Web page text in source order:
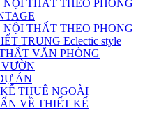
THẤT THEO PHONG
THẤT THEO PHONG
TRUNG Eclectic style
VĂN PHÒNG
ÁN
THUÊ NGOÀI
VỀ THIẾT KẾ